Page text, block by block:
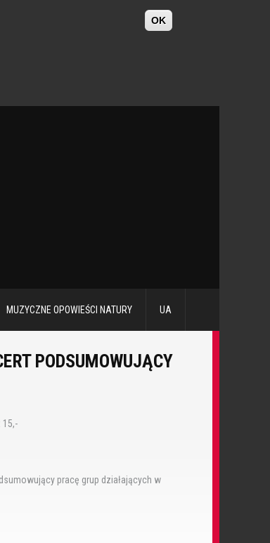
OK
MUZYCZNE OPOWIEŚCI NATURY UA
PODSUMOWUJĄCY
15,-
pracę grup działających w